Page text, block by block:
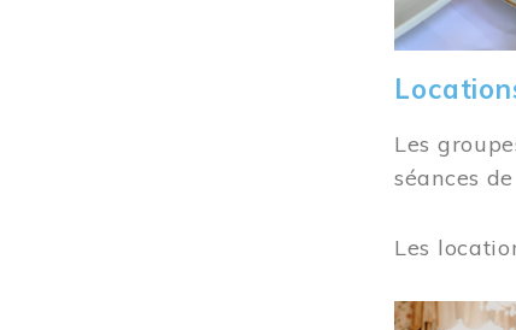
Les
séances
Les
Image